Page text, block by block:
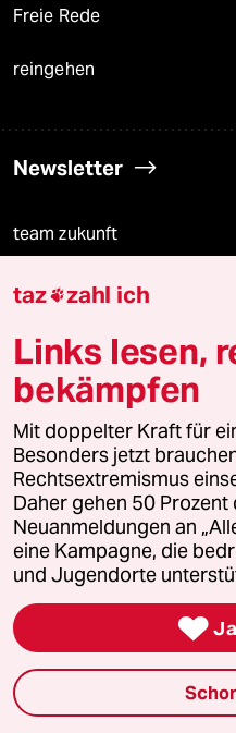
Freie Rede
reingehen
Newsletter
team zukunft
taz frisch
taz zahl ich
taz lab Infobrief
Veranstaltungen
Demnächst
Vor Ort
Live im Stream
Vergangene
taz zahl ich
Links lesen,
bekämpfen
Mit doppelter Kraft für
Besonders jetzt
Rechtsextremismus
Daher gehen 50 Prozent
Neuanmeldungen an
eine Kampagne, die
und Jugendorte
